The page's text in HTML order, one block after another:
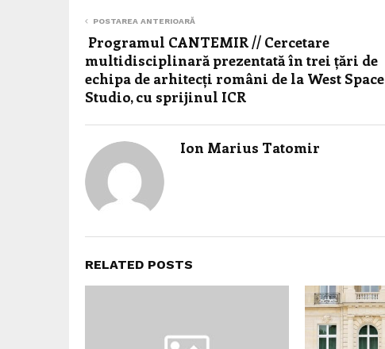
POSTAREA ANTERIOARĂ
Programul CANTEMIR // Cercetare
multidisciplinară prezentată în trei țări de
echipa de arhitecți români de la West Space
Studio, cu sprijinul ICR
Ion Marius Tatomir
RELATED POSTS